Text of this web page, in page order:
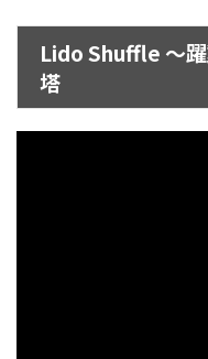
Lido Shuffle ～
塔